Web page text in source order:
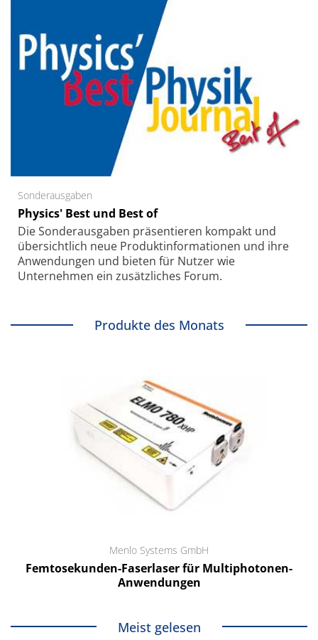
Sonderausgaben
Physics' Best und Best of
Die Sonder­ausgaben präsentieren kompakt und
übersichtlich neue Produkt­informationen und ihre
Anwendungen und bieten für Nutzer wie
Unternehmen ein zusätzliches Forum.
Produkte des Monats
Menlo Systems GmbH
Femtosekunden-Faserlaser für Multiphotonen-
Anwendungen
Meist gelesen